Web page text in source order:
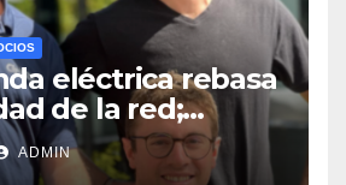
eléctrica rebasa
de la red;
con baterías
ADMIN